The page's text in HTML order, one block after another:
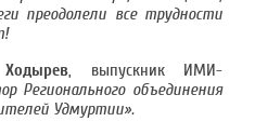
преодолели все трудности
, выпускник ИМИ-
Регионального объединения
Удмуртии».